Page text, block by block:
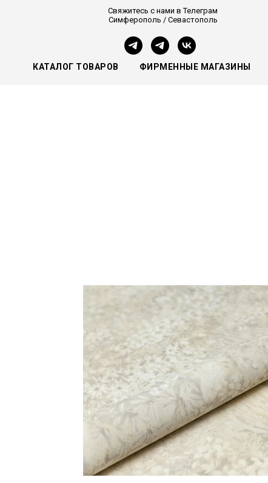
Свяжитесь с нами в Телеграм
Симферополь / Севастополь
КАТАЛОГ ТОВАРОВ ФИРМЕННЫЕ МАГАЗИНЫ